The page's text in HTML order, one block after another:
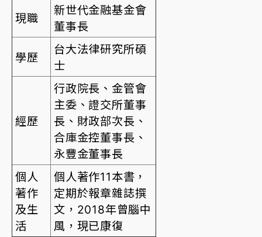
現職
新世代金融基金會
董事長
學歷
台大法律研究所碩
士
經歷
行政院長、金管會
主委、證交所董事
長、財政部次長、
合庫金控董事長、
永豐金董事長
個人
著作
及生
活
個人著作11本書，
定期於報章雜誌撰
文，2018年曾腦中
風，現已康復